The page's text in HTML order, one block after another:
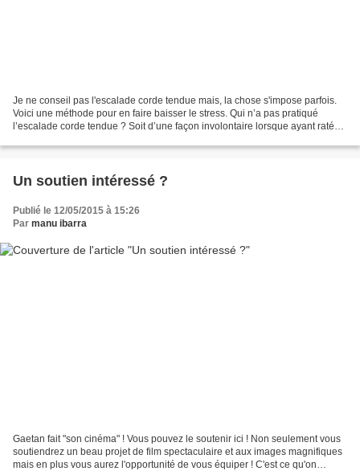
Je ne conseil pas l'escalade corde tendue mais, la chose s'impose parfois.
Voici une méthode pour en faire baisser le stress. Qui n’a pas pratiqué
l’escalade corde tendue ? Soit d’une façon involontaire lorsque ayant raté
Un soutien intéressé ?
Publié le 12/05/2015 à 15:26
Par manu ibarra
Gaetan fait "son cinéma" ! Vous pouvez le soutenir ici ! Non seulement vous
soutiendrez un beau projet de film spectaculaire et aux images magnifiques
mais en plus vous aurez l'opportunité de vous équiper ! C'est ce qu'on